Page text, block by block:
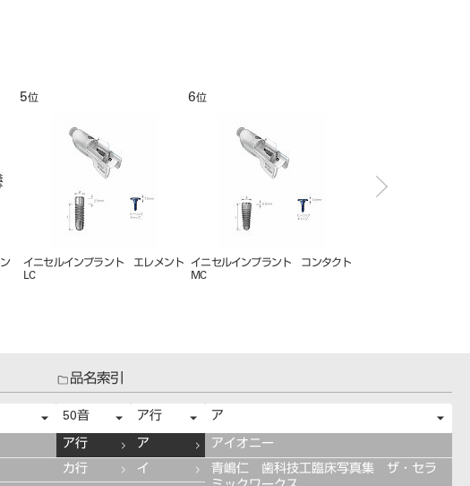
ＭＯＮＯスクリュードライバー
イージーアバットメント２０°ロン
品名索引
50音
ア行
カ行
ア行
ア
イ
ア
アイオニー
青嶋仁 歯科技工臨床写真集 ザ・セラ